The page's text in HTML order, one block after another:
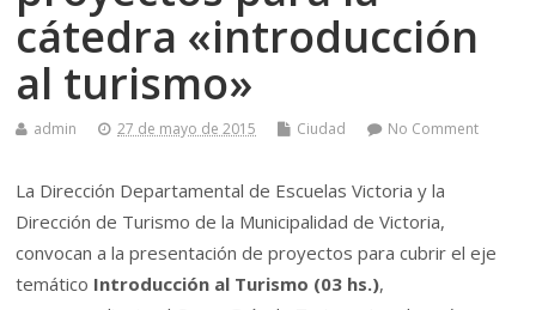
cátedra «introducción
al turismo»
admin 27 de mayo de 2015 Ciudad No Comment
La Dirección Departamental de Escuelas Victoria y la
Dirección de Turismo de la Municipalidad de Victoria,
convocan a la presentación de proyectos para cubrir el eje
temático Introducción al Turismo (03 hs.),